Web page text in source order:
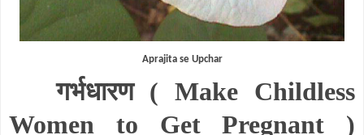
Aprajita se Upchar
गर्भधारण ( Make Childless
Women to Get Pregnant
)